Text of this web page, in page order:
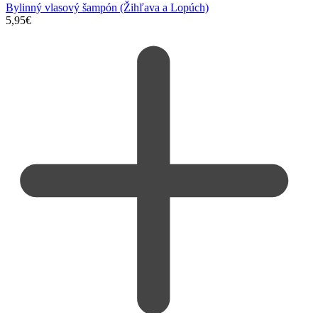
Bylinný vlasový šampón (Žihľava a Lopúch)
5,95€